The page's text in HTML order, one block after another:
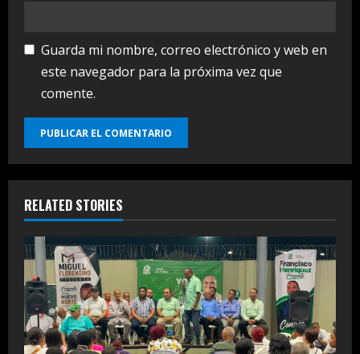
Guarda mi nombre, correo electrónico y web en
este navegador para la próxima vez que
comente.
RELATED STORIES